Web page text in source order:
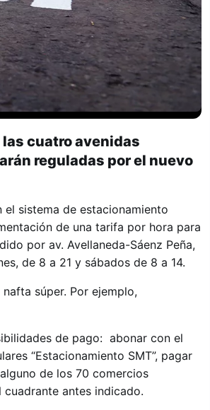
cuatro avenidas
reguladas por el nuevo
el sistema de estacionamiento
de una tarifa por hora para
por av. Avellaneda-Sáenz Peña,
de 8 a 21 y sábados de 8 a 14.
súper. Por ejemplo,
de pago: abonar con el
“Estacionamiento SMT”, pagar
de los 70 comercios
antes indicado.